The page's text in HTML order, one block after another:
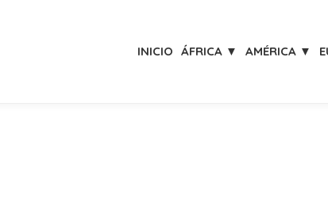
INICIO ÁFRICA ▼ AMÉRICA ▼